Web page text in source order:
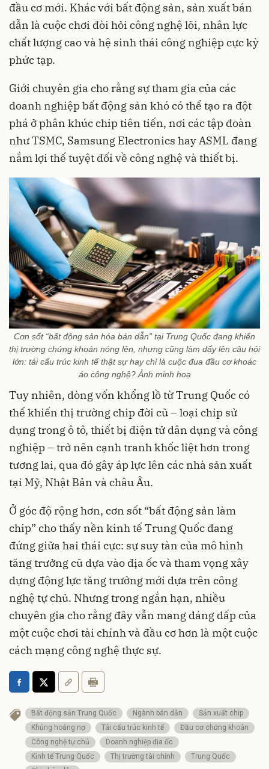
đầu cơ mới. Khác với bất động sản, sản xuất bán
dẫn là cuộc chơi đòi hỏi công nghệ lõi, nhân lực
chất lượng cao và hệ sinh thái công nghiệp cực kỳ
phức tạp.
Giới chuyên gia cho rằng sự tham gia của các
doanh nghiệp bất động sản khó có thể tạo ra đột
phá ở phân khúc chip tiên tiến, nơi các tập đoàn
như TSMC, Samsung Electronics hay ASML đang
nắm lợi thế tuyệt đối về công nghệ và thiết bị.
Cơn sốt “bất động sản hóa bán dẫn” tại Trung Quốc đang khiến
thị trường chứng khoán nóng lên, nhưng cũng làm dấy lên câu hỏi
lớn: tái cấu trúc kinh tế thật sự hay chỉ là cuộc đua đầu cơ khoác
áo công nghệ? Ảnh minh hoạ
Tuy nhiên, dòng vốn khổng lồ từ Trung Quốc có
thể khiến thị trường chip đời cũ – loại chip sử
dụng trong ô tô, thiết bị điện tử dân dụng và công
nghiệp – trở nên cạnh tranh khốc liệt hơn trong
tương lai, qua đó gây áp lực lên các nhà sản xuất
tại Mỹ, Nhật Bản và châu Âu.
Ở góc độ rộng hơn, cơn sốt “bất động sản làm
chip” cho thấy nền kinh tế Trung Quốc đang
đứng giữa hai thái cực: sự suy tàn của mô hình
tăng trưởng cũ dựa vào địa ốc và tham vọng xây
dựng động lực tăng trưởng mới dựa trên công
nghệ tự chủ. Nhưng trong ngắn hạn, nhiều
chuyên gia cho rằng đây vẫn mang dáng dấp của
một cuộc chơi tài chính và đầu cơ hơn là một cuộc
cách mạng công nghệ thực sự.
Bất động sản Trung Quốc Ngành bán dẫn
Sản xuất chip
Khủng hoảng nợ
Tái cấu trúc kinh tế
Đầu cơ chứng khoán
Công nghệ tự chủ
Doanh nghiệp địa ốc
Kinh tế Trung Quốc
Thị trường tài chính
Trung Quốc